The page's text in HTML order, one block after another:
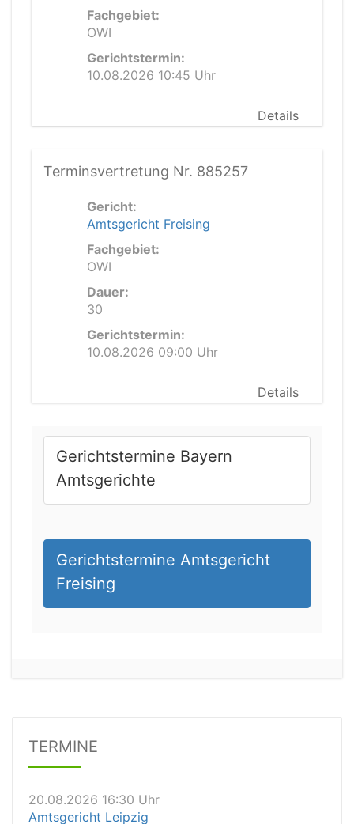
Fachgebiet:
OWI
Gerichtstermin:
10.08.2026 10:45 Uhr
Details
Terminsvertretung Nr. 885257
Gericht:
Amtsgericht Freising
Fachgebiet:
OWI
Dauer:
30
Gerichtstermin:
10.08.2026 09:00 Uhr
Details
Gerichtstermine Bayern
Amtsgerichte
Gerichtstermine Amtsgericht
Freising
TERMINE
20.08.2026 14:00 Uhr
Status:vegeben